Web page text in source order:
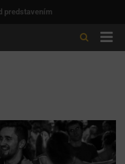
predstavením